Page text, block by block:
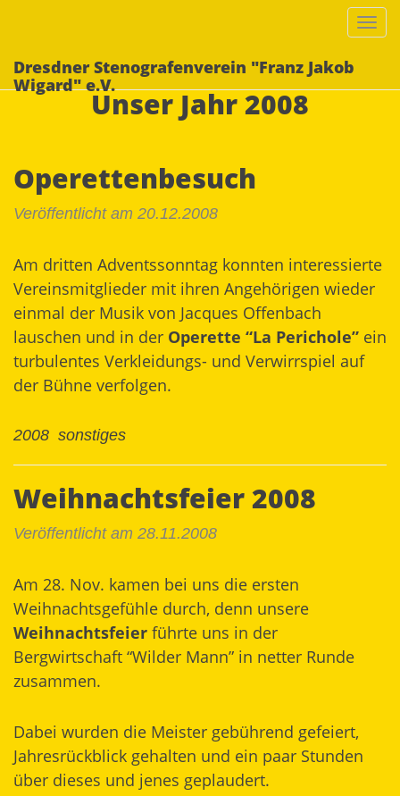
Dresdner Stenografenverein "Franz Jakob
Wigard" e.V.
Unser Jahr 2008
Operettenbesuch
Veröffentlicht am 20.12.2008
Am dritten Adventssonntag konnten interessierte
Vereinsmitglieder mit ihren Angehörigen wieder
einmal der Musik von Jacques Offenbach
lauschen und in der Operette “La Perichole” ein
turbulentes Verkleidungs- und Verwirrspiel auf
der Bühne verfolgen.
2008 sonstiges
Weihnachtsfeier 2008
Veröffentlicht am 28.11.2008
Am 28. Nov. kamen bei uns die ersten
Weihnachtsgefühle durch, denn unsere
Weihnachtsfeier führte uns in der
Bergwirtschaft “Wilder Mann” in netter Runde
zusammen.
Dabei wurden die Meister gebührend gefeiert,
Jahresrückblick gehalten und ein paar Stunden
über dieses und jenes geplaudert.